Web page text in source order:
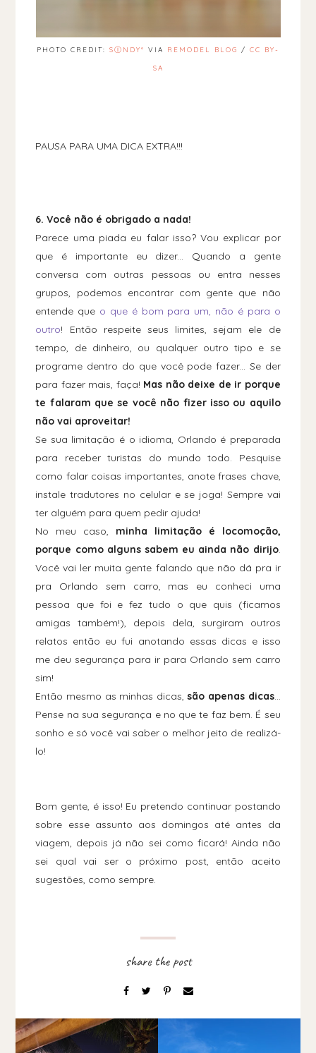
PHOTO CREDIT: SⒾNDY° VIA REMODEL BLOG / CC BY-
SA
PAUSA PARA UMA DICA EXTRA!!!
6. Você não é obrigado a nada!
Parece uma piada eu falar isso? Vou explicar por
que é importante eu dizer... Quando a gente
conversa com outras pessoas ou entra nesses
grupos, podemos encontrar com gente que não
entende que o que é bom para um, não é para o
outro! Então respeite seus limites, sejam ele de
tempo, de dinheiro, ou qualquer outro tipo e se
programe dentro do que você pode fazer... Se der
para fazer mais, faça! Mas não deixe de ir porque
te falaram que se você não fizer isso ou aquilo
não vai aproveitar!
Se sua limitação é o idioma, Orlando é preparada
para receber turistas do mundo todo. Pesquise
como falar coisas importantes, anote frases chave,
instale tradutores no celular e se joga! Sempre vai
ter alguém para quem pedir ajuda!
No meu caso, minha limitação é locomoção,
porque como alguns sabem eu ainda não dirijo.
Você vai ler muita gente falando que não dá pra ir
pra Orlando sem carro, mas eu conheci uma
pessoa que foi e fez tudo o que quis (ficamos
amigas também!), depois dela, surgiram outros
relatos então eu fui anotando essas dicas e isso
me deu segurança para ir para Orlando sem carro
sim!
Então mesmo as minhas dicas,são apenas dicas...
Pense na sua segurança e no que te faz bem. É seu
sonho e só você vai saber o melhor jeito de realizá-
lo!
Bom gente, é isso! Eu pretendo continuar postando
sobre esse assunto aos domingos até antes da
viagem, depois já não sei como ficará! Ainda não
sei qual vai ser o próximo post, então aceito
sugestões, como sempre.